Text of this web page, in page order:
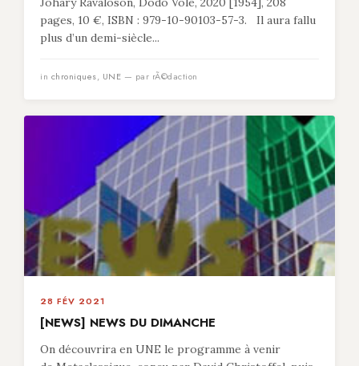
pages, 10 €, ISBN : 979-10-90103-57-3. Il aura fallu
plus d’un demi-siècle...
in chroniques, UNE — par rÃ©daction
28 FÉV 2021
[NEWS] NEWS DU DIMANCHE
On découvrira en UNE le programme à venir